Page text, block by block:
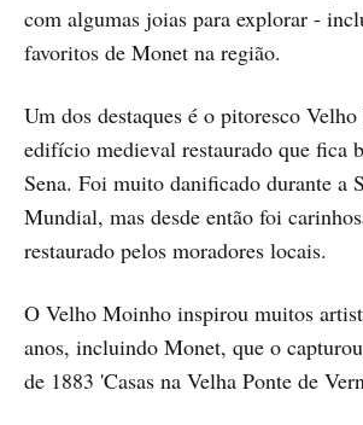
com algumas joias para explorar -
favoritos de Monet na região.
Um dos destaques é o pitoresco
edifício medieval restaurado que fica
Sena. Foi muito danificado durante a
Mundial, mas desde então foi
restaurado pelos moradores locais.
O Velho Moinho inspirou muitos
anos, incluindo Monet, que o
de 1883 'Casas na Velha Ponte de